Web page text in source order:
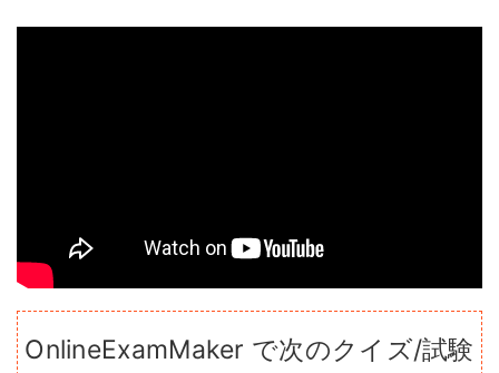
OnlineExamMaker で次のクイズ/試験